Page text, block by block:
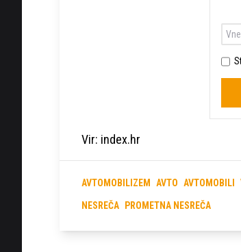
Vir: index.hr
AVTOMOBILIZEM AVTO AVTOMOBILI
NESREČA PROMETNA NESREČA